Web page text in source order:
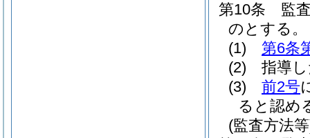
第10条
監
のとする。
(1)
第6条
(2)
指導
(3)
前2号
ると認め
(監査方法